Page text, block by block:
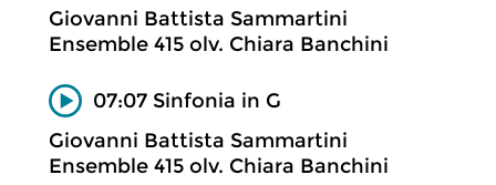
Giovanni Battista Sammartini
Ensemble 415 olv. Chiara Banchini
07:07 Sinfonia in G
Giovanni Battista Sammartini
Ensemble 415 olv. Chiara Banchini